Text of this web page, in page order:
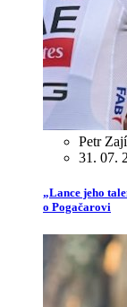
Petr
31. 07.
„Lance jeho
o Pogačarovi